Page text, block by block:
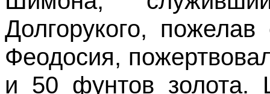
Долгорукого, пожелав
Феодосия,
и 50 фунтов золота.